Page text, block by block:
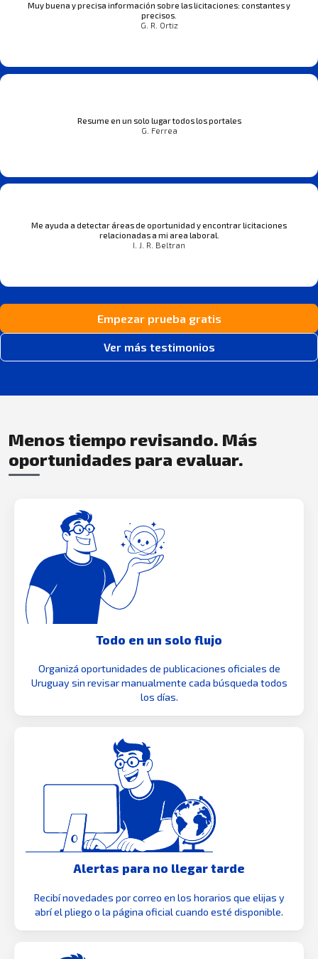
Muy buena y precisa información sobre las licitaciones: constantes y
precisos.
G. R. Ortiz
Resume en un solo lugar todos los portales
G. Ferrea
Me ayuda a detectar áreas de oportunidad y encontrar licitaciones
relacionadas a mi area laboral.
I. J. R. Beltran
Empezar prueba gratis
Ver más testimonios
Menos tiempo revisando. Más
oportunidades para evaluar.
Todo en un solo flujo
Organizá oportunidades de publicaciones oficiales de
Uruguay sin revisar manualmente cada búsqueda todos
los días.
Alertas para no llegar tarde
Recibí novedades por correo en los horarios que elijas y
abrí el pliego o la página oficial cuando esté disponible.